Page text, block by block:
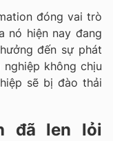
đóng vai trò
nó hiện nay đang
đến sự phát
không chịu
sẽ bị đào thải
đã len lỏi